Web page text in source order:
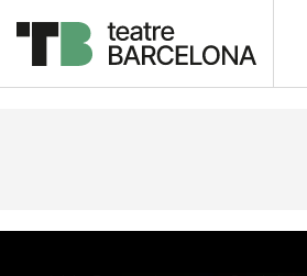
Descripció Fitxa artística